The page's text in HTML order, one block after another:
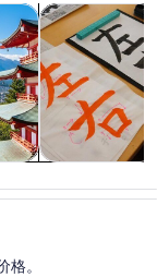
开
之旅在新标签页中
动
课程和研习活
。